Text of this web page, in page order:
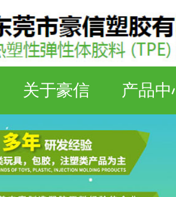
关于豪信 产品中
工厂资质 联系